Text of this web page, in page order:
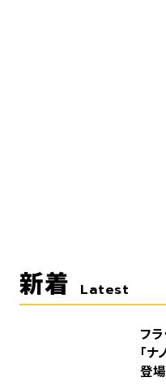
新着 Latest
フ
「
登場